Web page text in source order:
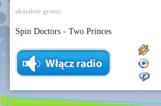
aktualnie gramy:
Spin Doctors - Two Princes